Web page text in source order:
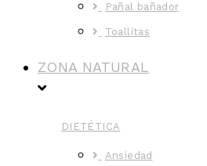
Pañal bañador
Toallitas
ZONA NATURAL
DIETÉTICA
Ansiedad